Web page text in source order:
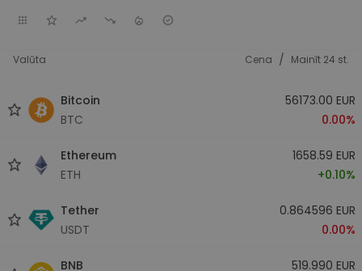
Valūta Cena / Mainīt 24 st.
Bitcoin
BTC
56173.00 EUR
0.00%
Ethereum
ETH
1658.59 EUR
+0.10%
Tether
USDT
0.864596 EUR
0.00%
BNB
519.990 EUR